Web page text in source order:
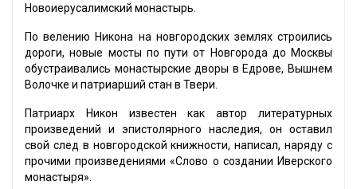
Новоиерусалимский монастырь.
По велению Никона на новгородских землях строились
дороги, новые мосты по пути от Новгорода до Москвы
обустраивались монастырские дворы в Едрове, Вышнем
Волочке и патриарший стан в Твери.
Патриарх Никон известен как автор литературных
произведений и эпистолярного наследия, он оставил
свой след в новгородской книжности, написал, наряду с
прочими произведениями «Слово о создании Иверского
монастыря».